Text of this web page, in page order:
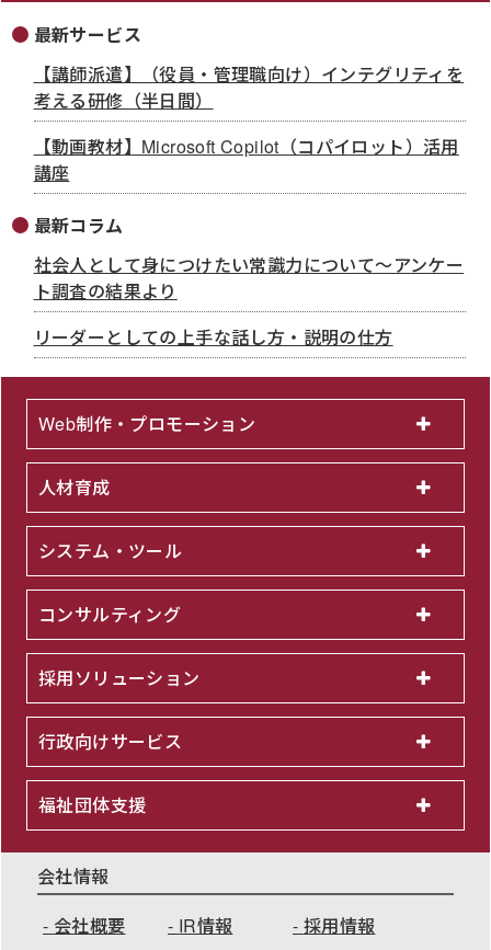
最新サービス
【講師派遣】（役員・管理職向け）インテグリティを
考える研修（半日間）
【動画教材】Microsoft Copilot（コパイロット）活用
講座
最新コラム
社会人として身につけたい常識力について～アンケー
ト調査の結果より
リーダーとしての上手な話し方・説明の仕方
Web制作・プロモーション
人材育成
システム・ツール
コンサルティング
採用ソリューション
行政向けサービス
福祉団体支援
会社情報
会社概要
IR情報
採用情報